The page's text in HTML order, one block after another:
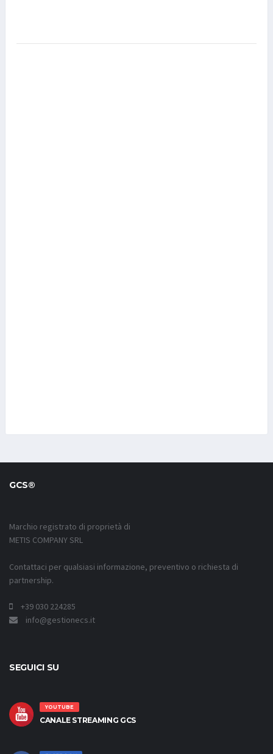
GCS®
Marchio registrato di proprietà di
METIS COMPANY SRL
Contattaci per qualsiasi informazione, preventivo o richiesta di
partnership.
+39 030 224285
info@gestionecs.it
SEGUICI SU
YOUTUBE
CANALE STREAMING GCS